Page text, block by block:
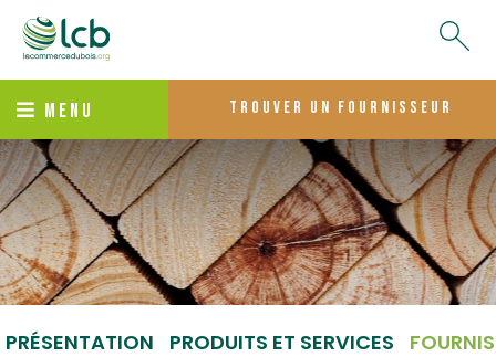
MENU trouver un fournisseur
PRÉSENTATION PRODUITS ET SERVICES